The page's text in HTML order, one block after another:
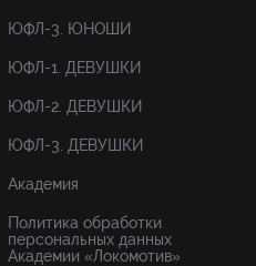
ЮФЛ-3. ЮНОШИ
ЮФЛ-1. ДЕВУШКИ
ЮФЛ-2. ДЕВУШКИ
ЮФЛ-3. ДЕВУШКИ
Академия
Политика обработки
персональных данных
Академии «Локомотив»